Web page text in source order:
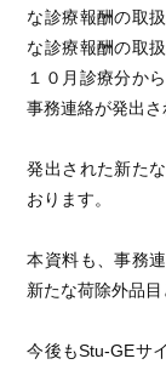
な診療報酬の取
な診療報酬の取
１０月診療分か
事務連絡が発出さ
発出された新た
おります。
本資料も、事務
新たな荷除外品
今後もStu-GEサ